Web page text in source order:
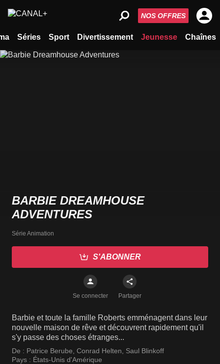
Séries Sport Divertissement Jeunesse Chaînes
NOS OFFRES
BARBIE DREAMHOUSE
ADVENTURES
Série Animation
S'ABONNER
Se connecter Partager
Barbie et toute la famille Roberts emménagent dans leur
nouvelle maison de rêve et découvrent rapidement qu'il
s'y passe des choses étranges...
De : Patrice Berube Conrad Helten
Saul Blinkoff
Pays : États-Unis d'Amérique